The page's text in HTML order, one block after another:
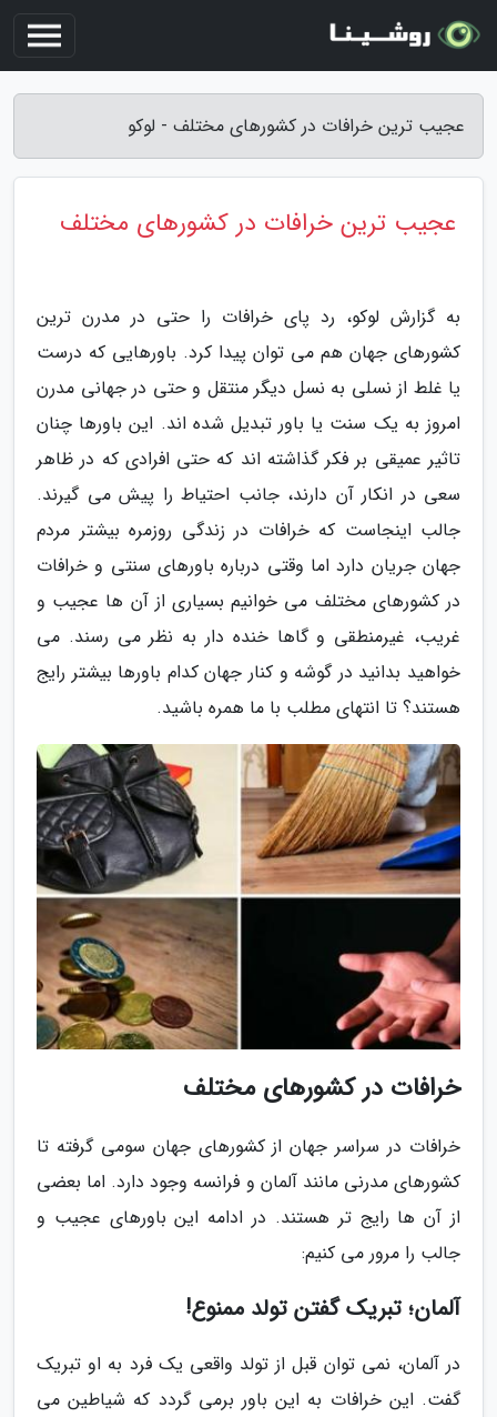
عجیب ترین خرافات در کشورهای مختلف - لوکو
عجیب ترین خرافات در کشورهای مختلف
به گزارش لوکو، رد پای خرافات را حتی در مدرن ترین
کشورهای جهان هم می توان پیدا کرد. باورهایی که درست
یا غلط از نسلی به نسل دیگر منتقل و حتی در جهانی مدرن
امروز به یک سنت یا باور تبدیل شده اند. این باورها چنان
تاثیر عمیقی بر فکر گذاشته اند که حتی افرادی که در ظاهر
سعی در انکار آن دارند، جانب احتیاط را پیش می گیرند.
جالب اینجاست که خرافات در زندگی روزمره بیشتر مردم
جهان جریان دارد اما وقتی درباره باورهای سنتی و خرافات
در کشورهای مختلف می خوانیم بسیاری از آن ها عجیب و
غریب، غیرمنطقی و گاها خنده دار به نظر می رسند. می
خواهید بدانید در گوشه و کنار جهان کدام باورها بیشتر رایج
هستند؟ تا انتهای مطلب با ما همره باشید.
خرافات در کشورهای مختلف
خرافات در سراسر جهان از کشورهای جهان سومی گرفته تا
کشورهای مدرنی مانند آلمان و فرانسه وجود دارد. اما بعضی
از آن ها رایج تر هستند. در ادامه این باورهای عجیب و
جالب را مرور می کنیم:
آلمان؛ تبریک گفتن تولد ممنوع!
در آلمان، نمی توان قبل از تولد واقعی یک فرد به او تبریک
گفت. این خرافات به این باور برمی گردد که شیاطین می